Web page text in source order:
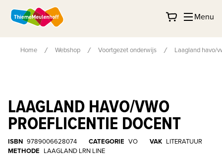
Menu
Home Webshop Voortgezet onderwijs Laagland havo/
LAAGLAND HAVO/VWO
PROEFLICENTIE DOCENT
ISBN 9789006628074 CATEGORIE VO VAK LITERATUUR
METHODE LAAGLAND LRN LINE